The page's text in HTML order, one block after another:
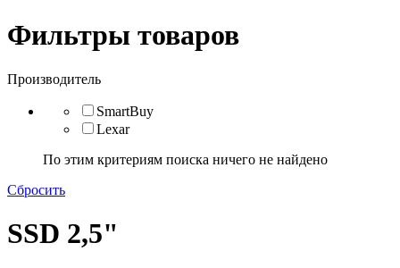
Фильтры товаров
Производитель
SmartBuy
Lexar
По этим критериям поиска ничего не найдено
Сбросить
SSD 2,5"